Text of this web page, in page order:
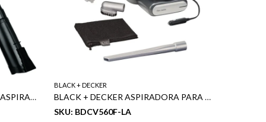
BLACK + DECKER SOPLADORA ASPIRADORA/ TRITURADORA 12 AMP 230MPH
BLACK + DECKER
BLACK + DECKER ASPIRADORA PARA AUTO 12V 12.5AW
SKU: BDCV560F-LA